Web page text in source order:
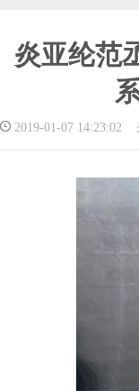
炎亚纶范
2019-01-07 14:23:02